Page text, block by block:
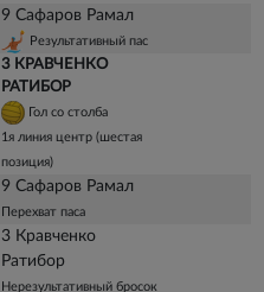
9 Сафаров Рамал
Результативный пас
3 КРАВЧЕНКО
РАТИБОР
Гол со столба
1я линия центр (шестая
позиция)
9 Сафаров Рамал
Перехват паса
3 Кравченко
Ратибор
Нерезультативный бросок